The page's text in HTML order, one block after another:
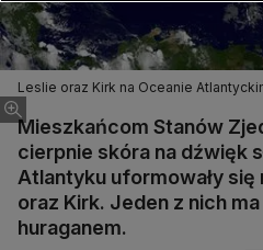
Leslie oraz Kirk na Oceanie
Mieszkańcom Stanów
cierpnie skóra na dźwięk
Atlantyku uformowały
oraz Kirk. Jeden z nich
huraganem.